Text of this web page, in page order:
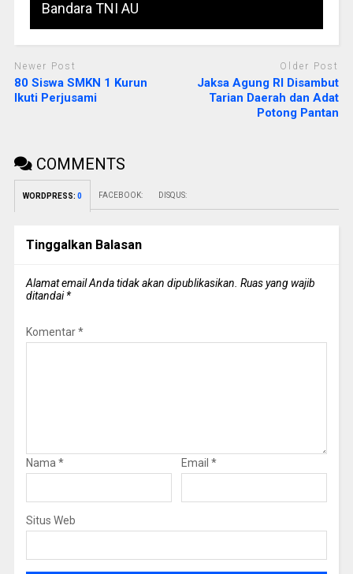
Bandara TNI AU
Newer Post
80 Siswa SMKN 1 Kurun
Ikuti Perjusami
Older Post
Jaksa Agung RI Disambut
Tarian Daerah dan Adat
Potong Pantan
COMMENTS
WORDPRESS: 0 FACEBOOK: DISQUS:
Tinggalkan Balasan
Alamat email Anda tidak akan dipublikasikan. Ruas yang wajib
ditandai*
Komentar*
Nama * Email *
Situs Web